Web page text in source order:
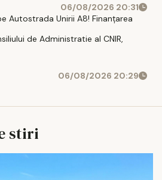
06/08/2026 20:31
Autostrada Unirii A8! Finanțarea
de Administratie al CNIR,
06/08/2026 20:29
stiri